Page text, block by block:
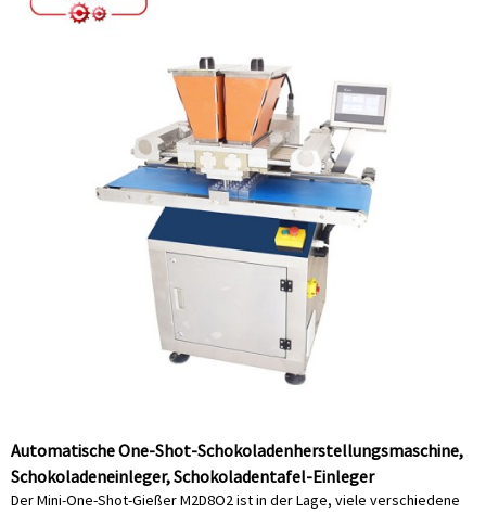
Automatische One-Shot-Schokoladenherstellungsmaschine,
Schokoladeneinleger, Schokoladentafel-Einleger
Der Mini-One-Shot-Gießer M2D8O2 ist in der Lage, viele verschiedene